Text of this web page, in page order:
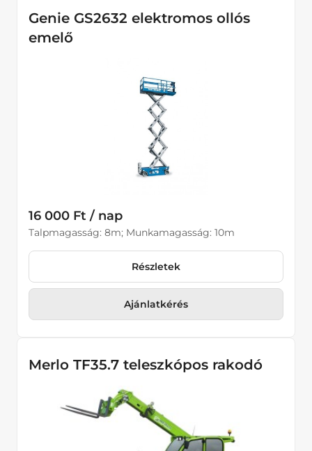
Genie GS2632 elektromos ollós
emelő
16 000 Ft / nap
Talpmagasság: 8m; Munkamagasság: 10m
Részletek
Ajánlatkérés
Merlo TF35.7 teleszkópos rakodó